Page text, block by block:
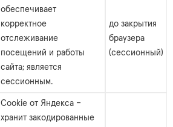
обеспечивает
корректное
отслеживание
посещений и работы
сайта; является
сессионным.
до закрытия
браузера
(сессионный)
Cookie от Яндекса –
хранит закодированные